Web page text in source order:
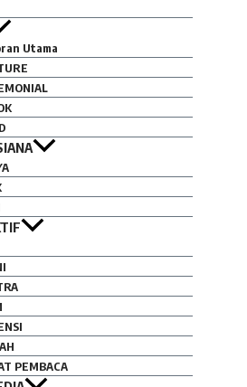
Utama
PEMBACA